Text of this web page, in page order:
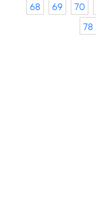
68
69 70
78